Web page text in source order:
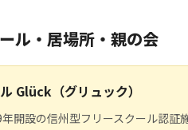
ル・居場所・親の会
Glück（グリュック）
開設の信州型フリースクール認証